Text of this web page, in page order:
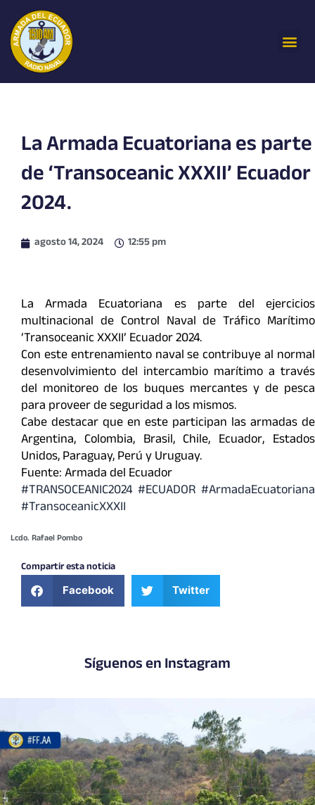
contenido
La Armada Ecuatoriana es parte
de ‘Transoceanic XXXII’ Ecuador
2024.
agosto 14, 2024 12:55 pm
La Armada Ecuatoriana es parte del ejercicios
multinacional de Control Naval de Tráfico Marítimo
‘Transoceanic XXXII’ Ecuador 2024.
Con este entrenamiento naval se contribuye al normal
desenvolvimiento del intercambio marítimo a través
del monitoreo de los buques mercantes y de pesca
para proveer de seguridad a los mismos.
Cabe destacar que en este participan las armadas de
Argentina, Colombia, Brasil, Chile, Ecuador, Estados
Unidos, Paraguay, Perú y Uruguay.
Fuente: Armada del Ecuador
#TRANSOCEANIC2024 #ECUADOR #ArmadaEcuatoriana
#TransoceanicXXXII
Lcdo. Rafael Pombo
Compartir esta noticia
Facebook Twitter
Síguenos en Instagram